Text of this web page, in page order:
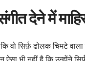
देने में
वो सिर्फ़ ढोलक चिमटे
भी नहीं है कि उन्होंने